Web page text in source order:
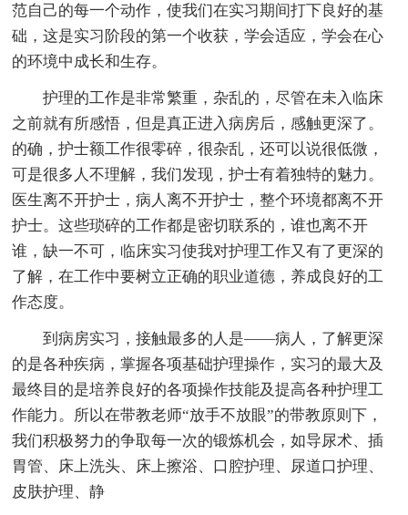
范自己的每一个动作，使我们在实习期间打下良好的基
础，这是实习阶段的第一个收获，学会适应，学会在心
的环境中成长和生存。
护理的工作是非常繁重，杂乱的，尽管在未入临床
之前就有所感悟，但是真正进入病房后，感触更深了。
的确，护士额工作很零碎，很杂乱，还可以说很低微，
可是很多人不理解，我们发现，护士有着独特的魅力。
医生离不开护士，病人离不开护士，整个环境都离不开
护士。这些琐碎的工作都是密切联系的，谁也离不开
谁，缺一不可，临床实习使我对护理工作又有了更深的
了解，在工作中要树立正确的职业道德，养成良好的工
作态度。
到病房实习，接触最多的人是——病人，了解更深
的是各种疾病，掌握各项基础护理操作，实习的最大及
最终目的是培养良好的各项操作技能及提高各种护理工
作能力。所以在带教老师“放手不放眼”的带教原则下，
我们积极努力的争取每一次的锻炼机会，如导尿术、插
胃管、床上洗头、床上擦浴、口腔护理、尿道口护理、
皮肤护理、静